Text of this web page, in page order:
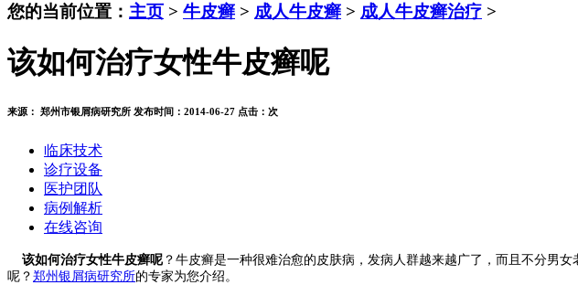
您的当前位置： 主页 > 牛皮癣 > 成人牛皮癣 > 成人牛皮癣治疗 >
该如何治疗女性牛皮癣呢
来源： 郑州市银屑病研究所 发布时间：2014-06-27 点击： 次
临床技术
诊疗设备
医护团队
病例解析
在线咨询
该如何治疗女性牛皮癣呢 ？牛皮癣是一种很难治愈的皮肤病，发病人群越来越广了，而且不分男
呢？ 郑州银屑病研究所的专家为您介绍。